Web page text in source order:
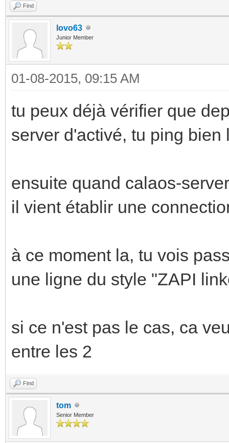
Find
lovo63
Junior Member
01-08-2015, 09:15 AM
tu peux déjà vérifier que
server d'activé, tu ping bien
ensuite quand calaos-
il vient établir une
à ce moment la, tu vois
une ligne du style "ZAPI
si ce n'est pas le cas, ca
entre les 2
Find
tom
Senior Member